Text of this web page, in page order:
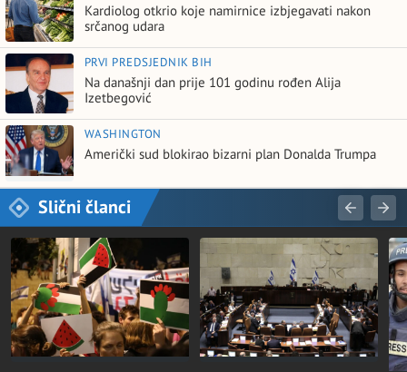
Kardiolog otkrio koje namirnice izbjegavati nakon
srčanog udara
PRVI PREDSJEDNIK BIH
Na današnji dan prije 101 godinu rođen Alija
Izetbegović
WASHINGTON
Američki sud blokirao bizarni plan Donalda Trumpa
Slični članci